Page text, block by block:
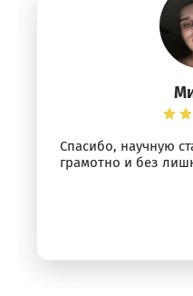
Спасибо, научную
грамотно и без